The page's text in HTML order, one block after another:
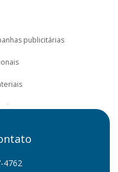
publicitárias
4762